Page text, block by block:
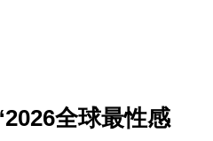
全球最性感